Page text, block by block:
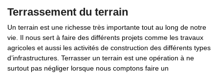
Terrassement du terrain
Un terrain est une richesse très importante tout au long de notre
vie. Il nous sert à faire des différents projets comme les travaux
agricoles et aussi les activités de construction des différents types
d’infrastructures. Terrasser un terrain est une opération à ne
surtout pas négliger lorsque nous comptons faire un